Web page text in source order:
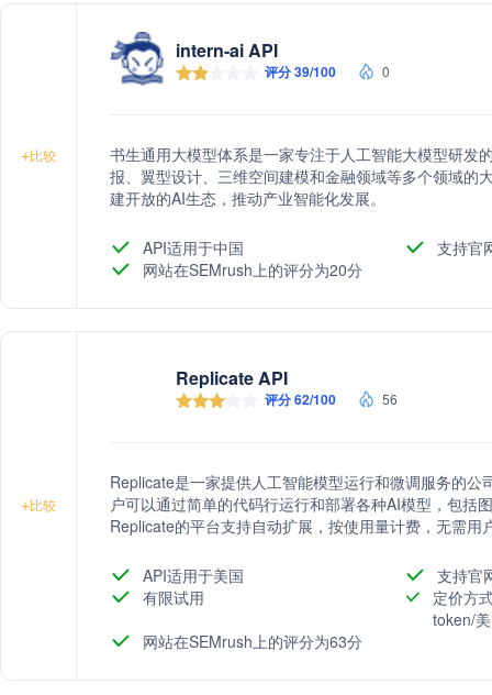
+比较
intern-ai API
评分 39/100 0
书生通用大模型体系是一家专注于人工智能大模型研发
报、翼型设计、三维空间建模和金融领域等多个领域的
建开放的AI生态，推动产业智能化发展。
API适用于中国
支持官
网站在SEMrush上的评分为20分
+比较
Replicate API
评分 62/100 56
Replicate是一家提供人工智能模型运行和微调服务的
户可以通过简单的代码行运行和部署各种AI模型，包括
Replicate的平台支持自动扩展，按使用量计费，无需
API适用于美国
支持官
有限试用
定价方
token/
网站在SEMrush上的评分为63分